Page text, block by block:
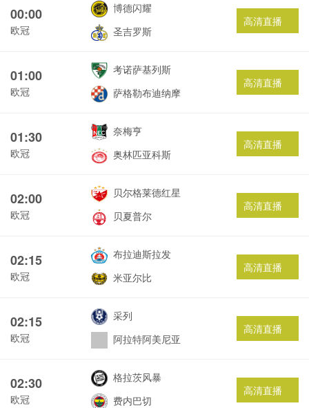
00:00
欧冠
博德闪耀
圣吉罗斯
高清直播
01:00
欧冠
考诺萨基列斯
萨格勒布迪纳摩
高清直播
01:30
欧冠
奈梅亨
奥林匹亚科斯
高清直播
02:00
欧冠
贝尔格莱德红星
贝夏普尔
高清直播
02:15
欧冠
布拉迪斯拉发
米亚尔比
高清直播
02:15
欧冠
采列
阿拉特阿美尼亚
高清直播
02:30
欧冠
格拉茨风暴
费内巴切
高清直播